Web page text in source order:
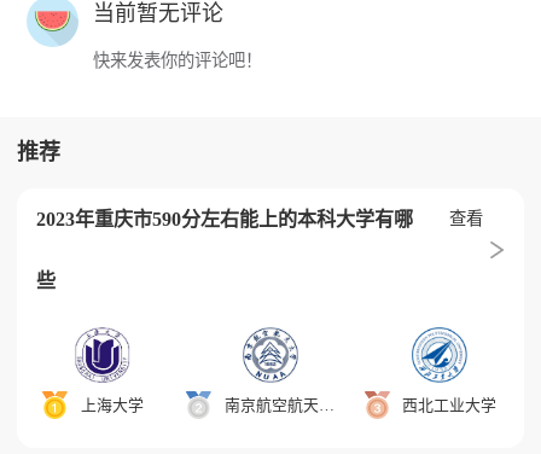
当前暂无评论
快来发表你的评论吧！
推荐
2023年重庆市590分左右能上的本科大学有哪
些
查看
上海大学 南京航空航天大学 西北工业大学